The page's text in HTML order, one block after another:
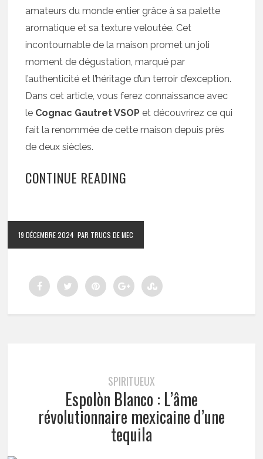
amateurs du monde entier grâce à sa palette
aromatique et sa texture veloutée. Cet
incontournable de la maison promet un joli
moment de dégustation, marqué par
l’authenticité et l’héritage d’un terroir d’exception.
Dans cet article, vous ferez connaissance avec
le Cognac Gautret VSOP et découvrirez ce qui
fait la renommée de cette maison depuis près
de deux siècles.
CONTINUE READING
19 DÉCEMBRE 2024 PAR TRUCS DE MEC
SPIRITUEUX
Espolòn Blanco : L’âme
révolutionnaire mexicaine d’une
tequila